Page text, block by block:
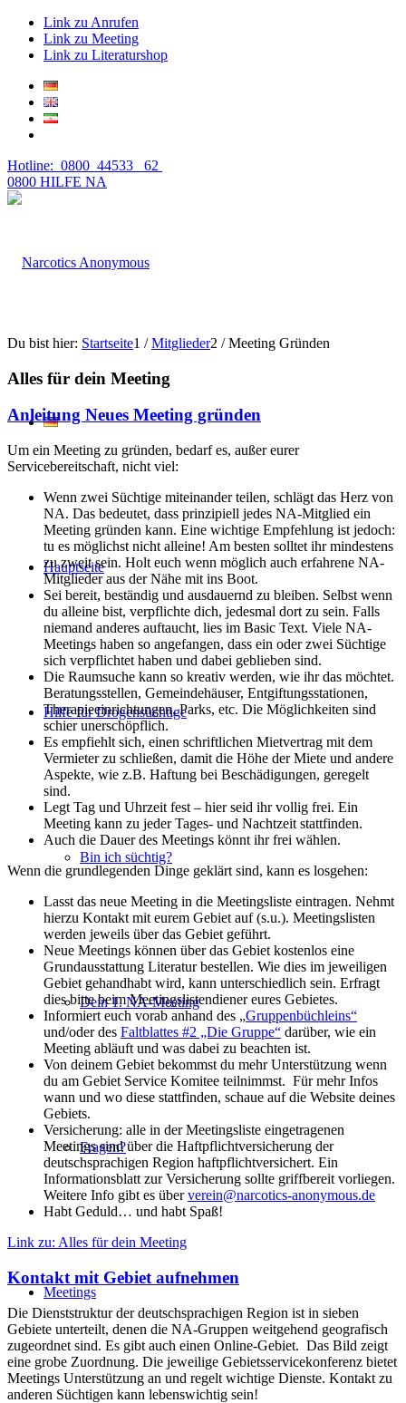
Link zu Anrufen
Link zu Meeting
Link zu Literaturshop
Hotline: 0800 44533 62
0800 HILFE NA
Hauptseite
Hilfe für Drogensüchtige
Bin ich süchtig?
Dein 1. NA-Meeting
Fragen?
Meetings
Du bist hier: Startseite1 / Mitglieder2 / Meeting Gründen
Alles für dein Meeting
Anleitung Neues Meeting gründen
Um ein Meeting zu gründen, bedarf es, außer eurer
Servicebereitschaft, nicht viel:
Wenn zwei Süchtige miteinander teilen, schlägt das Herz von
NA. Das bedeutet, dass prinzipiell jedes NA-Mitglied ein
Meeting gründen kann. Eine wichtige Empfehlung ist jedoch:
tu es möglichst nicht alleine! Am besten solltet ihr mindestens
zu zweit sein. Holt euch wenn möglich auch erfahrene NA-
Mitglieder aus der Nähe mit ins Boot.
Sei bereit, beständig und ausdauernd zu bleiben. Selbst wenn
du alleine bist, verpflichte dich, jedesmal dort zu sein. Falls
niemand anderes auftaucht, lies im Basic Text. Viele NA-
Meetings haben so angefangen, dass ein oder zwei Süchtige
sich verpflichtet haben und dabei geblieben sind.
Die Raumsuche kann so kreativ werden, wie ihr das möchtet.
Beratungsstellen, Gemeindehäuser, Entgiftungsstationen,
Therapieeinrichtungen, Parks, etc. Die Möglichkeiten sind
schier unerschöpflich.
Es empfiehlt sich, einen schriftlichen Mietvertrag mit dem
Vermieter zu schließen, damit die Höhe der Miete und andere
Aspekte, wie z.B. Haftung bei Beschädigungen, geregelt
sind.
Legt Tag und Uhrzeit fest – hier seid ihr vollig frei. Ein
Meeting kann zu jeder Tages- und Nachtzeit stattfinden.
Auch die Dauer des Meetings könnt ihr frei wählen.
Wenn die grundlegenden Dinge geklärt sind, kann es losgehen:
Lasst das neue Meeting in die Meetingsliste eintragen. Nehmt
hierzu Kontakt mit eurem Gebiet auf (s.u.). Meetingslisten
werden jeweils über das Gebiet geführt.
Neue Meetings können über das Gebiet kostenlos eine
Grundausstattung Literatur bestellen. Wie dies im jeweiligen
Gebiet gehandhabt wird, kann unterschiedlich sein. Erfragt
dies bitte beim Meetingslistendiener eures Gebietes.
Informiert euch vorab anhand des „Gruppenbüchleins“
und/oder des Faltblattes #2 „Die Gruppe“ darüber, wie ein
Meeting abläuft und was dabei zu beachten ist.
Von deinem Gebiet bekommst du mehr Unterstützung wenn
du am Gebiet Service Komitee teilnimmst. Für mehr Infos
wann und wo diese stattfinden, schaue auf die Website deines
Gebiets.
Versicherung: alle in der Meetingsliste eingetragenen
Meetings sind über die Haftpflichtversicherung der
deutschsprachigen Region haftpflichtversichert. Ein
Informationsblatt zur Versicherung sollte griffbereit vorliegen.
Weitere Info gibt es überverein@narcotics-anonymous.de
Habt Geduld… und habt Spaß!
Link zu: Alles für dein Meeting
Kontakt mit Gebiet aufnehmen
Die Dienststruktur der deutschsprachigen Region ist in sieben
Gebiete unterteilt, denen die NA-Gruppen weitgehend geografisch
zugeordnet sind. Es gibt auch einen Online-Gebiet. Das Bild zeigt
eine grobe Zuordnung. Die jeweilige Gebietsservicekonferenz bietet
Meetings Unterstützung an und regelt wichtige Dienste. Kontakt zu
anderen Süchtigen kann lebenswichtig sein!